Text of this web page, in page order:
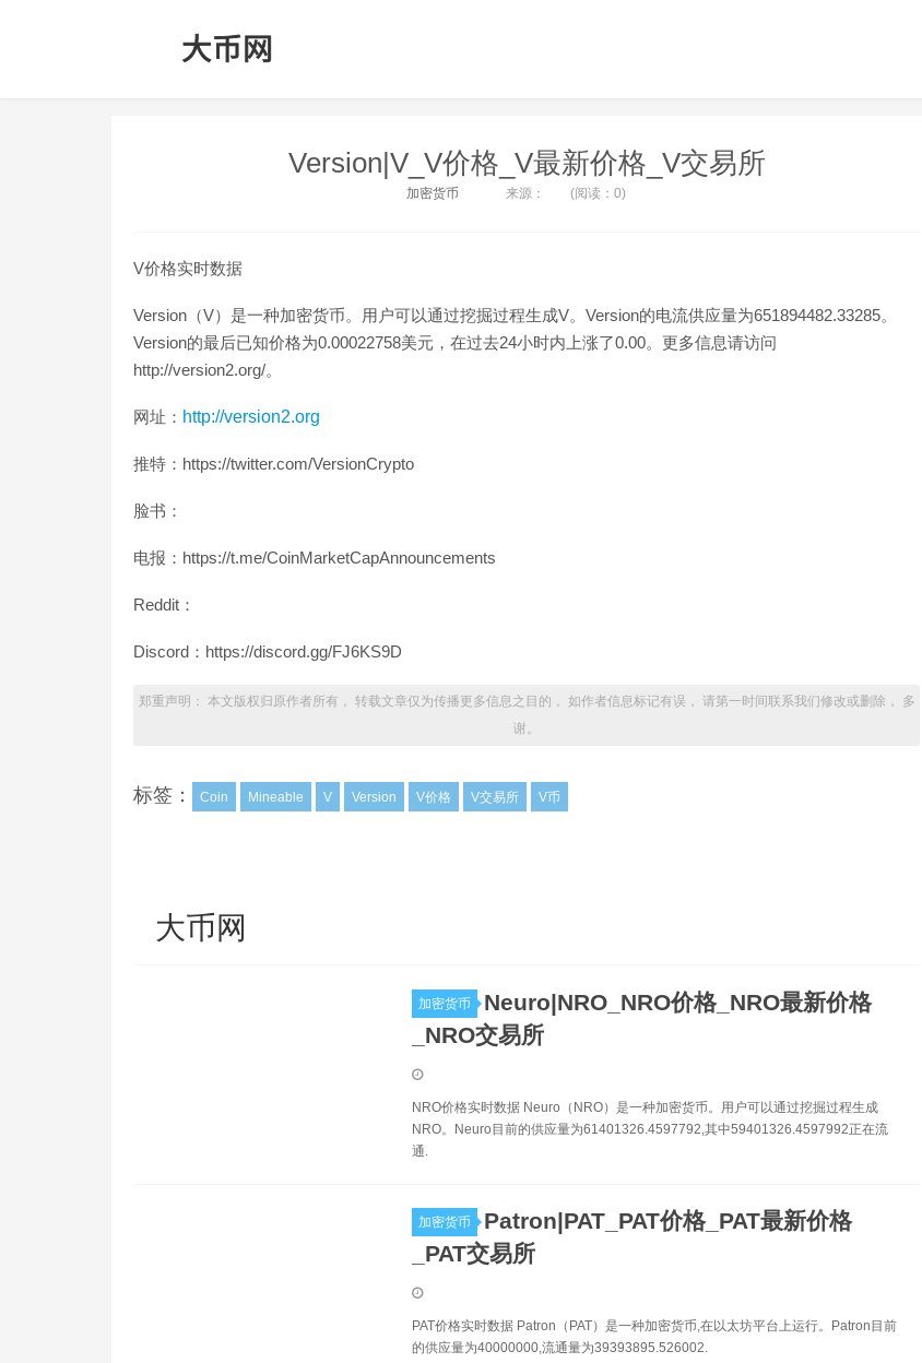
Version|V_V价格_V最新价格_V交易所
加密货币 来源： (阅读：0)
V价格实时数据
Version（V）是一种加密货币。用户可以通过挖掘过程生成V。Version的电流供应量为651894482.33285。
Version的最后已知价格为0.00022758美元，在过去24小时内上涨了0.00。更多信息请访问
http://version2.org/。
网址： http://version2.org
推特：https://twitter.com/VersionCrypto
脸书：
电报：https://t.me/CoinMarketCapAnnouncements
Reddit：
Discord：https://discord.gg/FJ6KS9D
郑重声明： 本文版权归原作者所有， 转载文章仅为传播更多信息之目的， 如作者信息标记有误， 请第一时间联系我们修改或删除， 多
谢。
标签： Coin Mineable V Version V价格 V交易所 V币
大币网
加密货币
Neuro|NRO_NRO价格_NRO最新价格
_NRO交易所
NRO价格实时数据 Neuro（NRO）是一种加密货币。用户可以通过挖掘过程生成
NRO。Neuro目前的供应量为61401326.4597792,其中59401326.4597992正在流
通.
加密货币
Patron|PAT_PAT价格_PAT最新价格
_PAT交易所
PAT价格实时数据 Patron（PAT）是一种加密货币,在以太坊平台上运行。Patron目前
的供应量为40000000,流通量为39393895.526002.